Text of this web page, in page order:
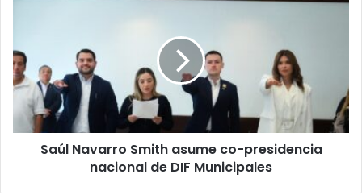
co-
presidencia
nacional
DIF
Municipales
Saúl Navarro Smith asume co-presidencia
nacional de DIF Municipales